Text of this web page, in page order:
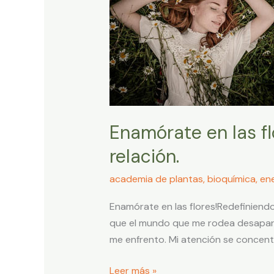
Enamórate en las
relación.
academia de plantas,bioquímica,
Enamórate en las
que el mundo que me rodea
me enfrento. Mi atención se
Redefiniendo
la
curación
a
través
de
la
relación.
Leer más »